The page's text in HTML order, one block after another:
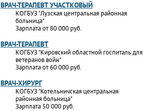
ВРАЧ-ТЕРАПЕВТ УЧАСТКОВЫЙ
КОГБУЗ "Лузская центральная районная
больница"
Зарплата от 80 000 руб.
ВРАЧ-ТЕРАПЕВТ
КОГБУЗ "Кировский областной госпиталь для
ветеранов войн"
Зарплата от 60 000 руб.
ВРАЧ-ХИРУРГ
КОГБУЗ "Котельничская центральная
районная больница"
Зарплата 50 000 руб.